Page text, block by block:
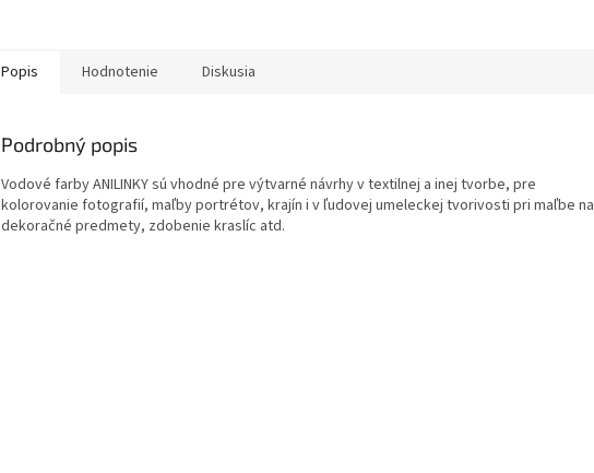
Popis Hodnotenie Diskusia
Podrobný popis
Vodové farby ANILINKY sú vhodné pre výtvarné návrhy v textilnej a inej tvorbe, pre
kolorovanie fotografií, maľby portrétov, krajín i v ľudovej umeleckej tvorivosti pri maľbe na
dekoračné predmety, zdobenie kraslíc atd.